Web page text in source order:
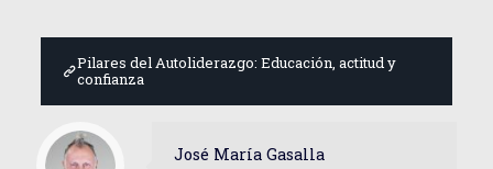
Pilares del Autoliderazgo: Educación, actitud y
confianza
José María Gasalla